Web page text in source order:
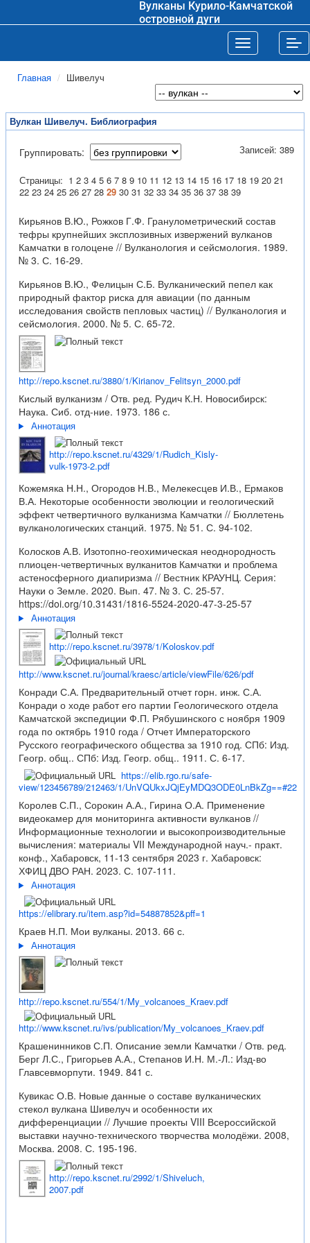
Вулканы Курило-Камчатской
островной дуги
Toggle
Главная Шивелуч
Вулкан Шивелуч. Библиография
Группировать: Записей: 389
Страницы: 1 2 3 4 5 6 7 8 9 10 11 12 13 14 15 16 17 18 19 20 21
22 23 24 25 26 27 28 29 30 31 32 33 34 35 36 37 38 39
Кирьянов В.Ю., Рожков Г.Ф. Гранулометрический состав
тефры крупнейших эксплозивных извержений вулканов
Камчатки в голоцене // Вулканология и сейсмология. 1989.
№ 3. С. 16-29.
Кирьянов В.Ю., Фелицын С.Б. Вулканический пепел как
природный фактор риска для авиации (по данным
исследования свойств пепловых частиц) // Вулканология и
сейсмология. 2000. № 5. С. 65-72.
http://repo.kscnet.ru/3880/1/Kirianov_Felitsyn_2000.pdf
Кислый вулканизм / Отв. ред. Рудич К.Н. Новосибирск:
Наука. Сиб. отд-ние. 1973. 186 с.
Аннотация
http://repo.kscnet.ru/4329/1/Rudich_Kisly-
vulk-1973-2.pdf
Кожемяка Н.Н., Огородов Н.В., Мелекесцев И.В., Ермаков
В.А. Некоторые особенности эволюции и геологический
эффект четвертичного вулканизма Камчатки // Бюллетень
вулканологических станций. 1975. № 51. С. 94-102.
Колосков А.В. Изотопно-геохимическая неоднородность
плиоцен-четвертичных вулканитов Камчатки и проблема
астеносферного диапиризма // Вестник КРАУНЦ. Серия:
Науки о Земле. 2020. Вып. 47. № 3. С. 25-57.
https://doi.org/10.31431/1816-5524-2020-47-3-25-57
Аннотация
http://repo.kscnet.ru/3978/1/Koloskov.pdf
http://www.kscnet.ru/journal/kraesc/article/viewFile/626/pdf
Конради С.А. Предварительный отчет горн. инж. С.А.
Конради о ходе работ его партии Геологического отдела
Камчатской экспедиции Ф.П. Рябушинского с ноября 1909
года по октябрь 1910 года / Отчет Императорского
Русского географического общества за 1910 год. СПб: Изд.
Геогр. общ.. СПб: Изд. Геогр. общ.. 1911. С. 6-17.
https://elib.rgo.ru/safe-
view/123456789/212463/1/UnVQUkxJQjEyMDQ3ODE0LnBkZg==#22
Королев С.П., Сорокин А.А., Гирина О.А. Применение
видеокамер для мониторинга активности вулканов //
Информационные технологии и высокопроизводительные
вычисления: материалы VII Международной науч.- практ.
конф., Хабаровск, 11-13 сентября 2023 г. Хабаровск:
ХФИЦ ДВО РАН. 2023. С. 107-111.
Аннотация
https://elibrary.ru/item.asp?id=54887852&pff=1
Краев Н.П. Мои вулканы. 2013. 66 с.
Аннотация
http://repo.kscnet.ru/554/1/My_volcanoes_Kraev.pdf
http://www.kscnet.ru/ivs/publication/My_volcanoes_Kraev.pdf
Крашенинников С.П. Описание земли Камчатки / Отв. ред.
Берг Л.С., Григорьев А.А., Степанов И.Н. М.-Л.: Изд-во
Главсевморпути. 1949. 841 с.
Кувикас О.В. Новые данные о составе вулканических
стекол вулкана Шивелуч и особенности их
дифференциации // Лучшие проекты VIII Всероссийской
выставки научно-технического творчества молодёжи. 2008,
Москва. 2008. С. 195-196.
http://repo.kscnet.ru/2992/1/Shiveluch,
2007.pdf